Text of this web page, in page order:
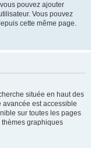
pouvez ajouter
Vous pouvez
cette même page.
située en haut des
avancée est accessible
sur toutes les pages
thèmes graphiques